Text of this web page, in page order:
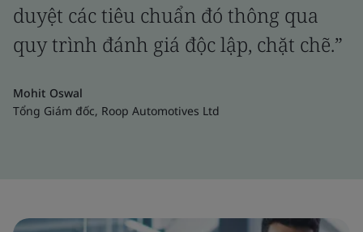
duyệt các tiêu chuẩn đó thông qua
quy trình đánh giá độc lập, chặt chẽ.”
Mohit Oswal
Tổng Giám đốc, Roop Automotives Ltd